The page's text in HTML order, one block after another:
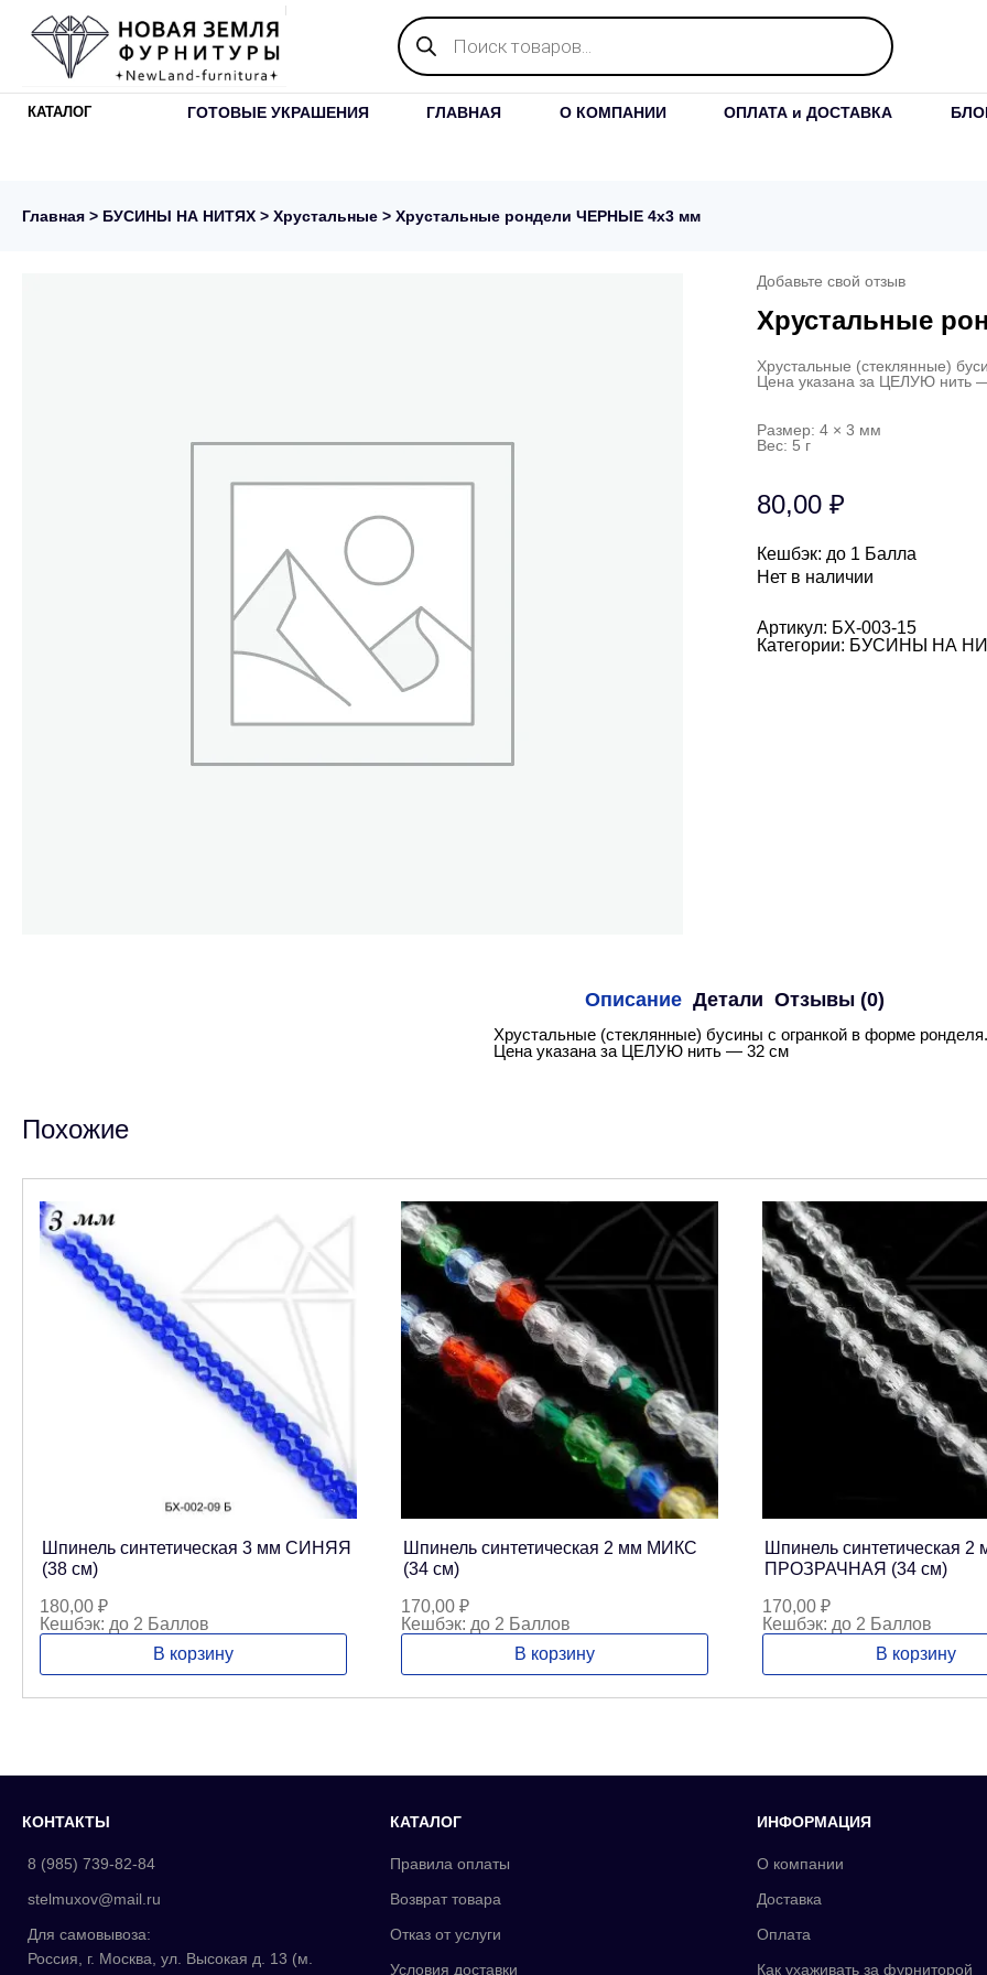
Поиск
товаров
КАТАЛОГ ГОТОВЫЕ УКРАШЕНИЯ ГЛАВНАЯ О КОМПАНИИ ОПЛАТА и ДОСТАВКА
Главная > БУСИНЫ НА НИТЯХ > Хрустальные > Хрустальные рондели ЧЕРНЫЕ 4х3 мм
Добавьте свой отзыв
Хрустальные
Хрустальные (стеклянные)
Цена указана за ЦЕЛУЮ нить
Размер: 4 × 3 мм
Вес: 5 г
80,00 ₽
Кешбэк: до 1 Балла
Нет в наличии
Артикул: БХ-003-15
Категории: БУСИНЫ НА
Описание Детали Отзывы (0)
Хрустальные (стеклянные) бусины с огранкой в форме ронделя.
Цена указана за ЦЕЛУЮ нить — 32 см
Похожие
Шпинель синтетическая 3 мм СИНЯЯ
(38 см)
180,00 ₽
Кешбэк: до 2 Баллов
В корзину
Шпинель синтетическая 2 мм МИКС
(34 см)
170,00 ₽
Кешбэк: до 2 Баллов
В корзину
Шпинель синтетическая 2
ПРОЗРАЧНАЯ (34 см)
170,00 ₽
Кешбэк: до 2 Баллов
В корзину
КОНТАКТЫ
8 (985) 739-82-84
stelmuxov@mail.ru
Для самовывоза:
Россия, г. Москва, ул. Высокая д. 13 (м.
КАТАЛОГ
Правила оплаты
Возврат товара
Отказ от услуги
Условия доставки
ИНФОРМАЦИЯ
О компании
Доставка
Оплата
Как ухаживать за фурниторой